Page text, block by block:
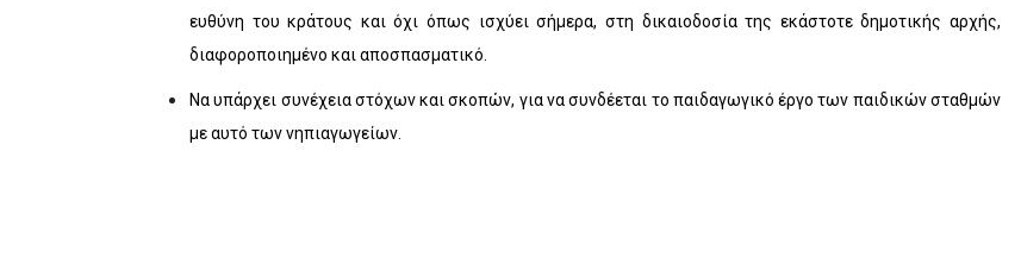
ευθύνη του κράτους και όχι όπως ισχύει σήμερα, στη δικαιοδοσία της εκάστοτε δημοτικής αρχής,
διαφοροποιημένο και αποσπασματικό.
Να υπάρχει συνέχεια στόχων και σκοπών, για να συνδέεται το παιδαγωγικό έργο των παιδικών σταθμών
με αυτό των νηπιαγωγείων.